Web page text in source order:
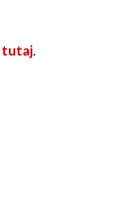
tutaj.